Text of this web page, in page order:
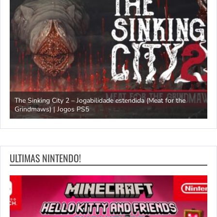
The Sinking City 2 – Jogabilidade estendida (Meat for the
Grindmaws) | Jogos PS5
ULTIMAS NINTENDO!